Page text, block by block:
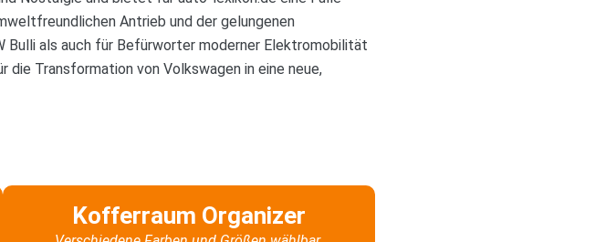
Antrieb und der gelungenen
als auch für Befürworter moderner Elektromobilität
Transformation von Volkswagen in eine neue,
Kofferraum Organizer